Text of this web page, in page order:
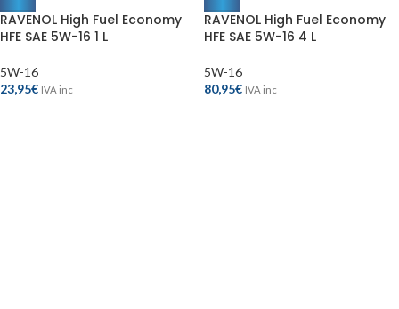
RAVENOL High Fuel Economy
HFE SAE 5W-16 1 L
5W-16
23,95€ IVA inc
RAVENOL High Fuel Economy
HFE SAE 5W-16 4 L
5W-16
80,95€ IVA inc